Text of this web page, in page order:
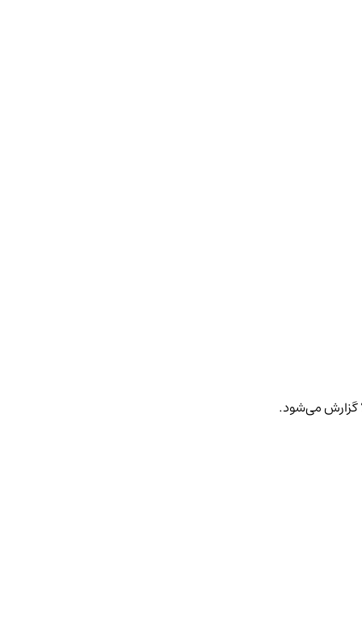
گزارش می‌شود.